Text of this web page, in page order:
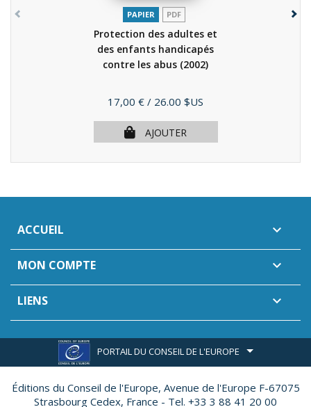
PAPIER PDF
Protection des adultes et
des enfants handicapés
contre les abus (2002)
Prix
17,00 € / 26.00 $US
AJOUTER
ACCUEIL 
MON COMPTE 
LIENS 
PORTAIL DU CONSEIL DE L'EUROPE
Éditions du Conseil de l'Europe, Avenue de l'Europe F-67075
Strasbourg Cedex, France - Tel. +33 3 88 41 20 00